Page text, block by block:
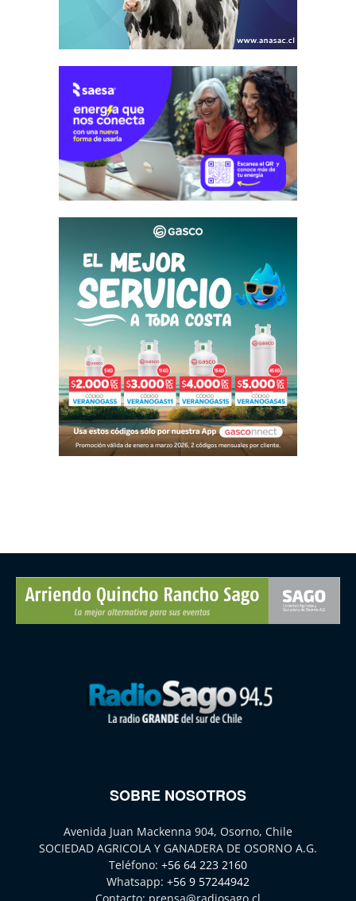
SOBRE NOSOTROS
Avenida Juan Mackenna 904, Osorno, Chile
SOCIEDAD AGRICOLA Y GANADERA DE OSORNO A.G.
Teléfono: +56 64 223 2160
Whatsapp: +56 9 57244942